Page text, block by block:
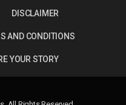
DISCLAIMER
AND CONDITIONS
YOUR STORY